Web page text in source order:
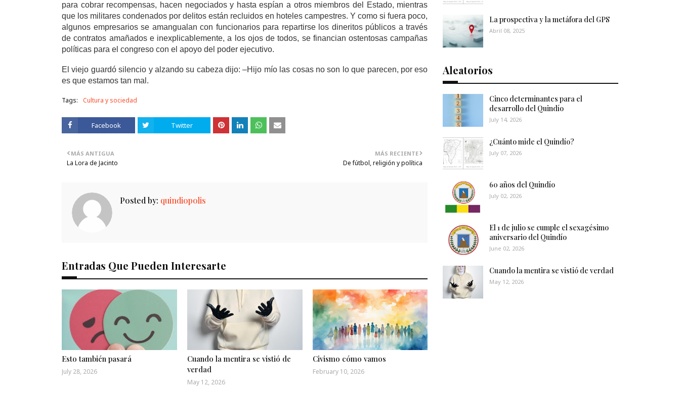
para cobrar recompensas, hacen negociados y hasta espían a otros miembros del Estado, mientras
que los militares condenados por delitos están recluidos en hoteles campestres. Y como si fuera poco,
algunos empresarios se amangualan con funcionarios para repartirse los dineritos públicos a través
de contratos amañados e inexplicablemente, a los ojos de todos, se financian ostentosas campañas
políticas para el congreso con el apoyo del poder ejecutivo.
El viejo guardó silencio y alzando su cabeza dijo: –Hijo mío las cosas no son lo que parecen, por eso
es que estamos tan mal.
Tags: Cultura y sociedad
Facebook Twitter
MÁS RECIENTE
De fútbol, religión y política
MÁS ANTIGUA
La Lora de Jacinto
Posted by: quindiopolis
Entradas Que Pueden Interesarte
Esto también pasará
July 28, 2026
Cuando la mentira se vistió de
verdad
May 12, 2026
Civismo cómo vamos
February 10, 2026
La prospectiva y la metáfora del GPS
Abril 08, 2025
Aleatorios
Cinco determinantes para el
desarrollo del Quindío
July 14, 2026
¿Cuánto mide el Quindío?
July 07, 2026
60 años del Quindío
July 02, 2026
El 1 de julio se cumple el sexagésimo
aniversario del Quindío
June 02, 2026
Cuando la mentira se vistió de verdad
May 12, 2026